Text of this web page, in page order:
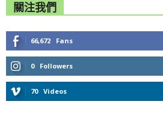
關注我們
66,672 Fans
0 Followers
70 Videos